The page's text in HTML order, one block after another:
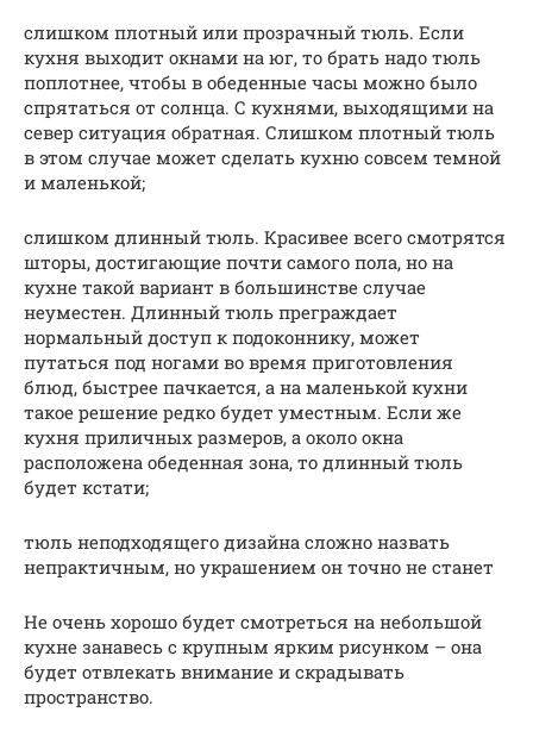
слишком плотный или прозрачный тюль. Если
кухня выходит окнами на юг, то брать надо тюль
поплотнее, чтобы в обеденные часы можно было
спрятаться от солнца. С кухнями, выходящими на
север ситуация обратная. Слишком плотный тюль
в этом случае может сделать кухню совсем темной
и маленькой;
слишком длинный тюль. Красивее всего смотрятся
шторы, достигающие почти самого пола, но на
кухне такой вариант в большинстве случае
неуместен. Длинный тюль преграждает
нормальный доступ к подоконнику, может
путаться под ногами во время приготовления
блюд, быстрее пачкается, а на маленькой кухни
такое решение редко будет уместным. Если же
кухня приличных размеров, а около окна
расположена обеденная зона, то длинный тюль
будет кстати;
тюль неподходящего дизайна сложно назвать
непрактичным, но украшением он точно не станет
Не очень хорошо будет смотреться на небольшой
кухне занавесь с крупным ярким рисунком – она
будет отвлекать внимание и скрадывать
пространство.